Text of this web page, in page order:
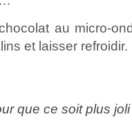
au micro-
et laisser refroidir.
que ce soit plus